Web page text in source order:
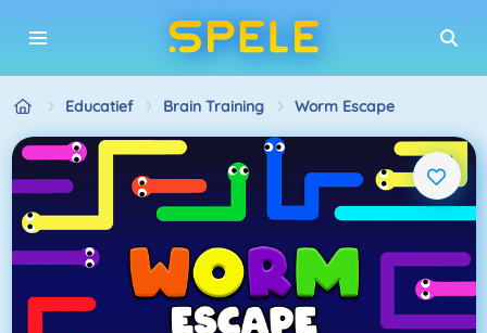
Educatief Brain Training Worm Escape